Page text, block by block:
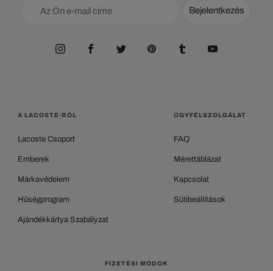
Bejelentkezés
A LACOSTE-RÓL
Lacoste Csoport
Emberek
Márkavédelem
Hűségprogram
Ajándékkártya Szabályzat
ÜGYFÉLSZOLGÁLAT
FAQ
Mérettáblázat
Kapcsolat
Sütibeállítások
FIZETÉSI MÓDOK